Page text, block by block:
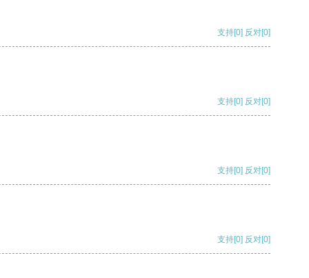
支持[0] 反对[0]
支持[0] 反对[0]
支持[0] 反对[0]
支持[0] 反对[0]